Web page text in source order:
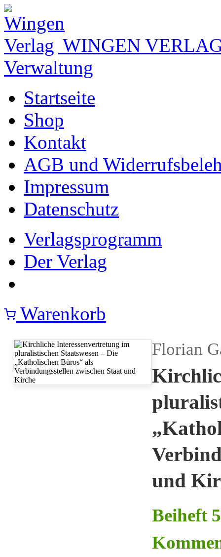
WINGEN
Verwaltung
Startseite
Shop
Kontakt
AGB und
Impressum
Datenschutz
Verlagsprogramm
Der Verlag
Warenkorb
Florian
und
Beiheft